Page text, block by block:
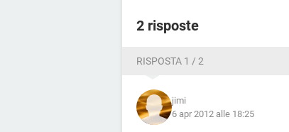
2 risposte
RISPOSTA 1 / 2
jimi
6 apr 2012 alle 18:25